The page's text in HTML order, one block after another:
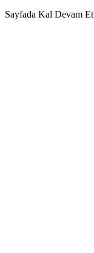
Sayfada Kal Devam Et